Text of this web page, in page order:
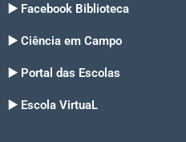
▶️ Facebook Biblioteca
▶️ Ciência em Campo
▶️ Portal das Escolas
▶️ Escola VirtuaL